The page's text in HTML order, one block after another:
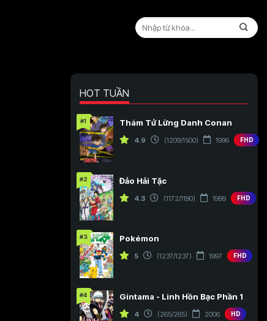
HOT TUẦN
#1 Thám Tử Lừng Danh Conan
4.9 (1209/1500) 1996 FHD
#2 Đảo Hải Tặc
4.3 (1172/1190) 1999 FHD
#3 Pokémon
5 (1237/1237) 1997 FHD
#4 Gintama - Linh Hồn Bạc Phần 1
4 (265/265) 2006 HD